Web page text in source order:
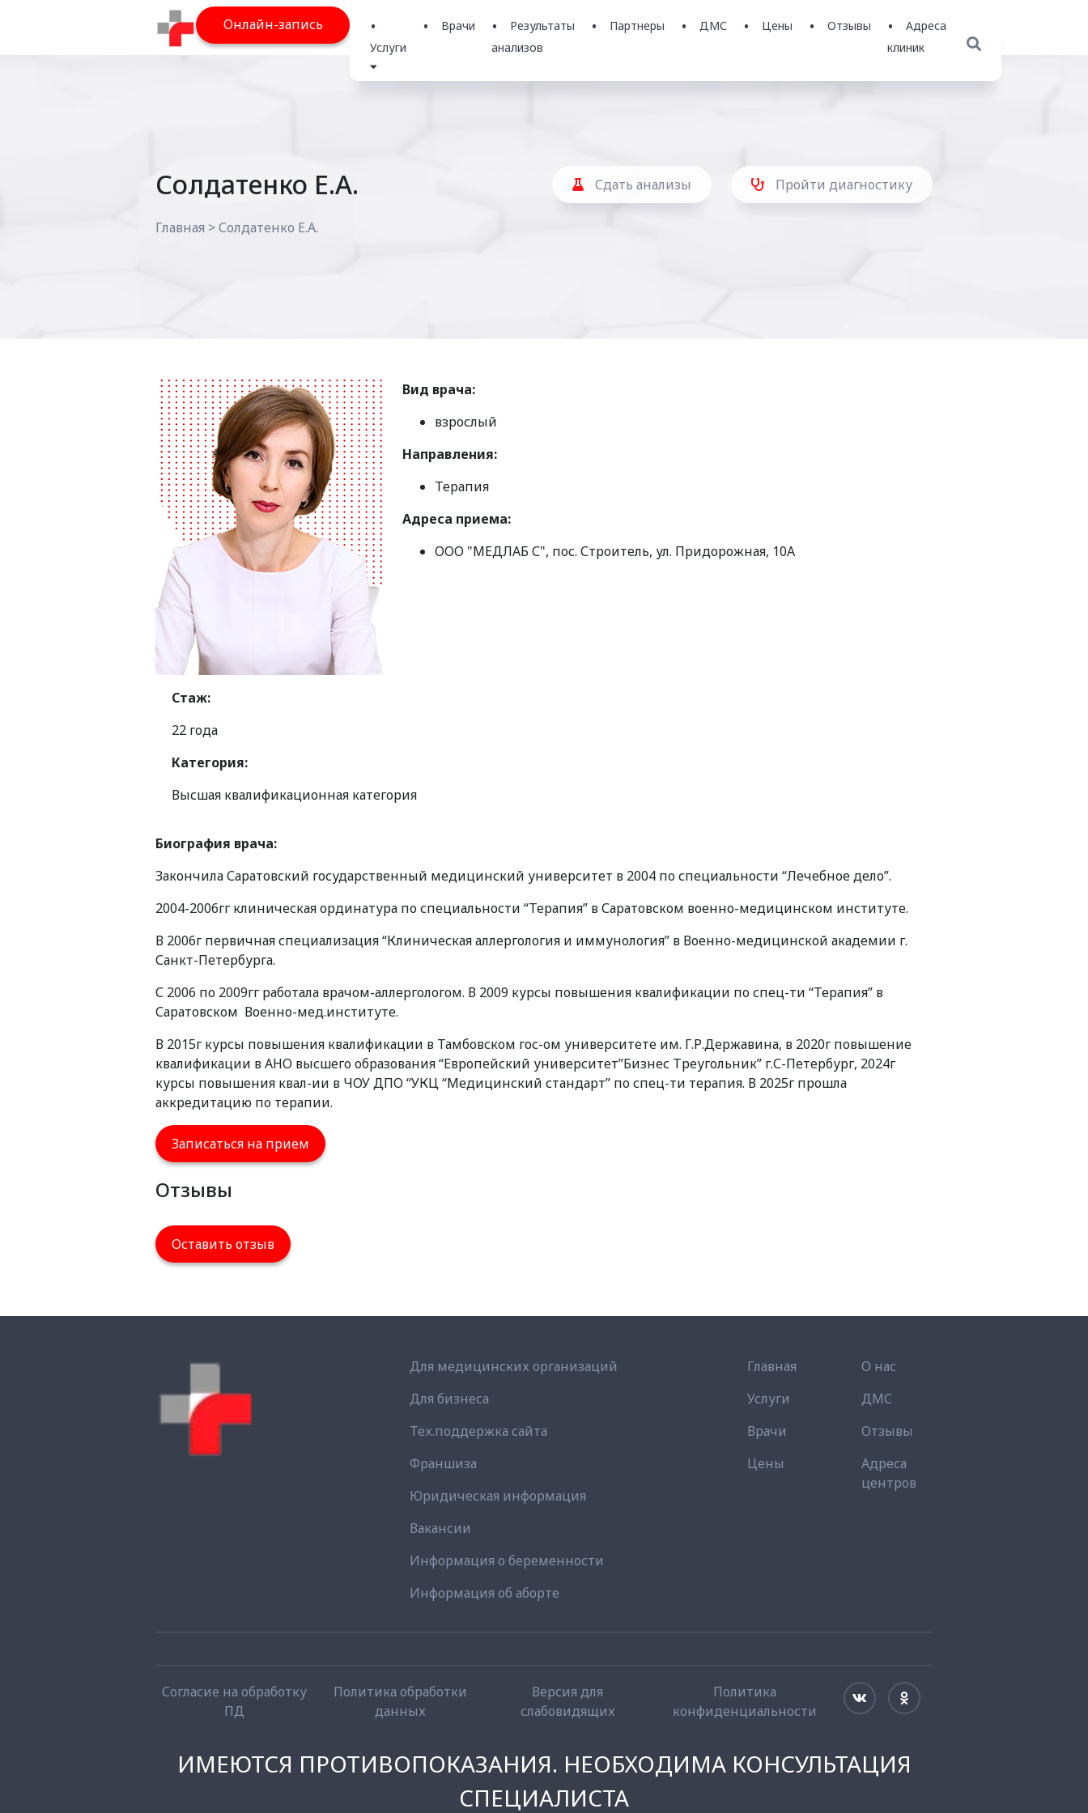
Онлайн-запись
Услуги
Врачи
Результаты
анализов
Партнеры ДМС Цены Отзывы
Адреса
клиник
Солдатенко Е.А. Сдать анализы Пройти диагностику
Главная >Солдатенко Е.А.
Вид врача:
взрослый
Направления:
Терапия
Адреса приема:
ООО "МЕДЛАБ С", пос. Строитель, ул. Придорожная, 10А
Стаж:
22 года
Категория:
Высшая квалификационная категория
Биография врача:
Закончила Саратовский государственный медицинский университет в 2004 по специальности “Лечебное дело”.
2004-2006гг клиническая ординатура по специальности “Терапия” в Саратовском военно-медицинском институте.
В 2006г первичная специализация “Клиническая аллергология и иммунология” в Военно-медицинской академии г.
Санкт-Петербурга.
С 2006 по 2009гг работала врачом-аллергологом. В 2009 курсы повышения квалификации по спец-ти “Терапия” в
Саратовском Военно-мед.институте.
В 2015г курсы повышения квалификации в Тамбовском гос-ом университете им. Г.Р.Державина, в 2020г повышение
квалификации в АНО высшего образования “Европейский университет”Бизнес Треугольник” г.С-Петербург, 2024г
курсы повышения квал-ии в ЧОУ ДПО “УКЦ “Медицинский стандарт” по спец-ти терапия. В 2025г прошла
аккредитацию по терапии.
Записаться на прием
Отзывы
Оставить отзыв
Для медицинских организаций
Для бизнеса
Тех.поддержка сайта
Франшиза
Юридическая информация
Вакансии
Информация о беременности
Информация об аборте
Главная
Услуги
Врачи
Цены
О нас
ДМС
Отзывы
Адреса
центров
Согласие на обработку
ПД
Политика обработки
данных
Версия для
слабовидящих
Политика
конфиденциальности
ИМЕЮТСЯ ПРОТИВОПОКАЗАНИЯ. НЕОБХОДИМА КОНСУЛЬТАЦИЯ
СПЕЦИАЛИСТА